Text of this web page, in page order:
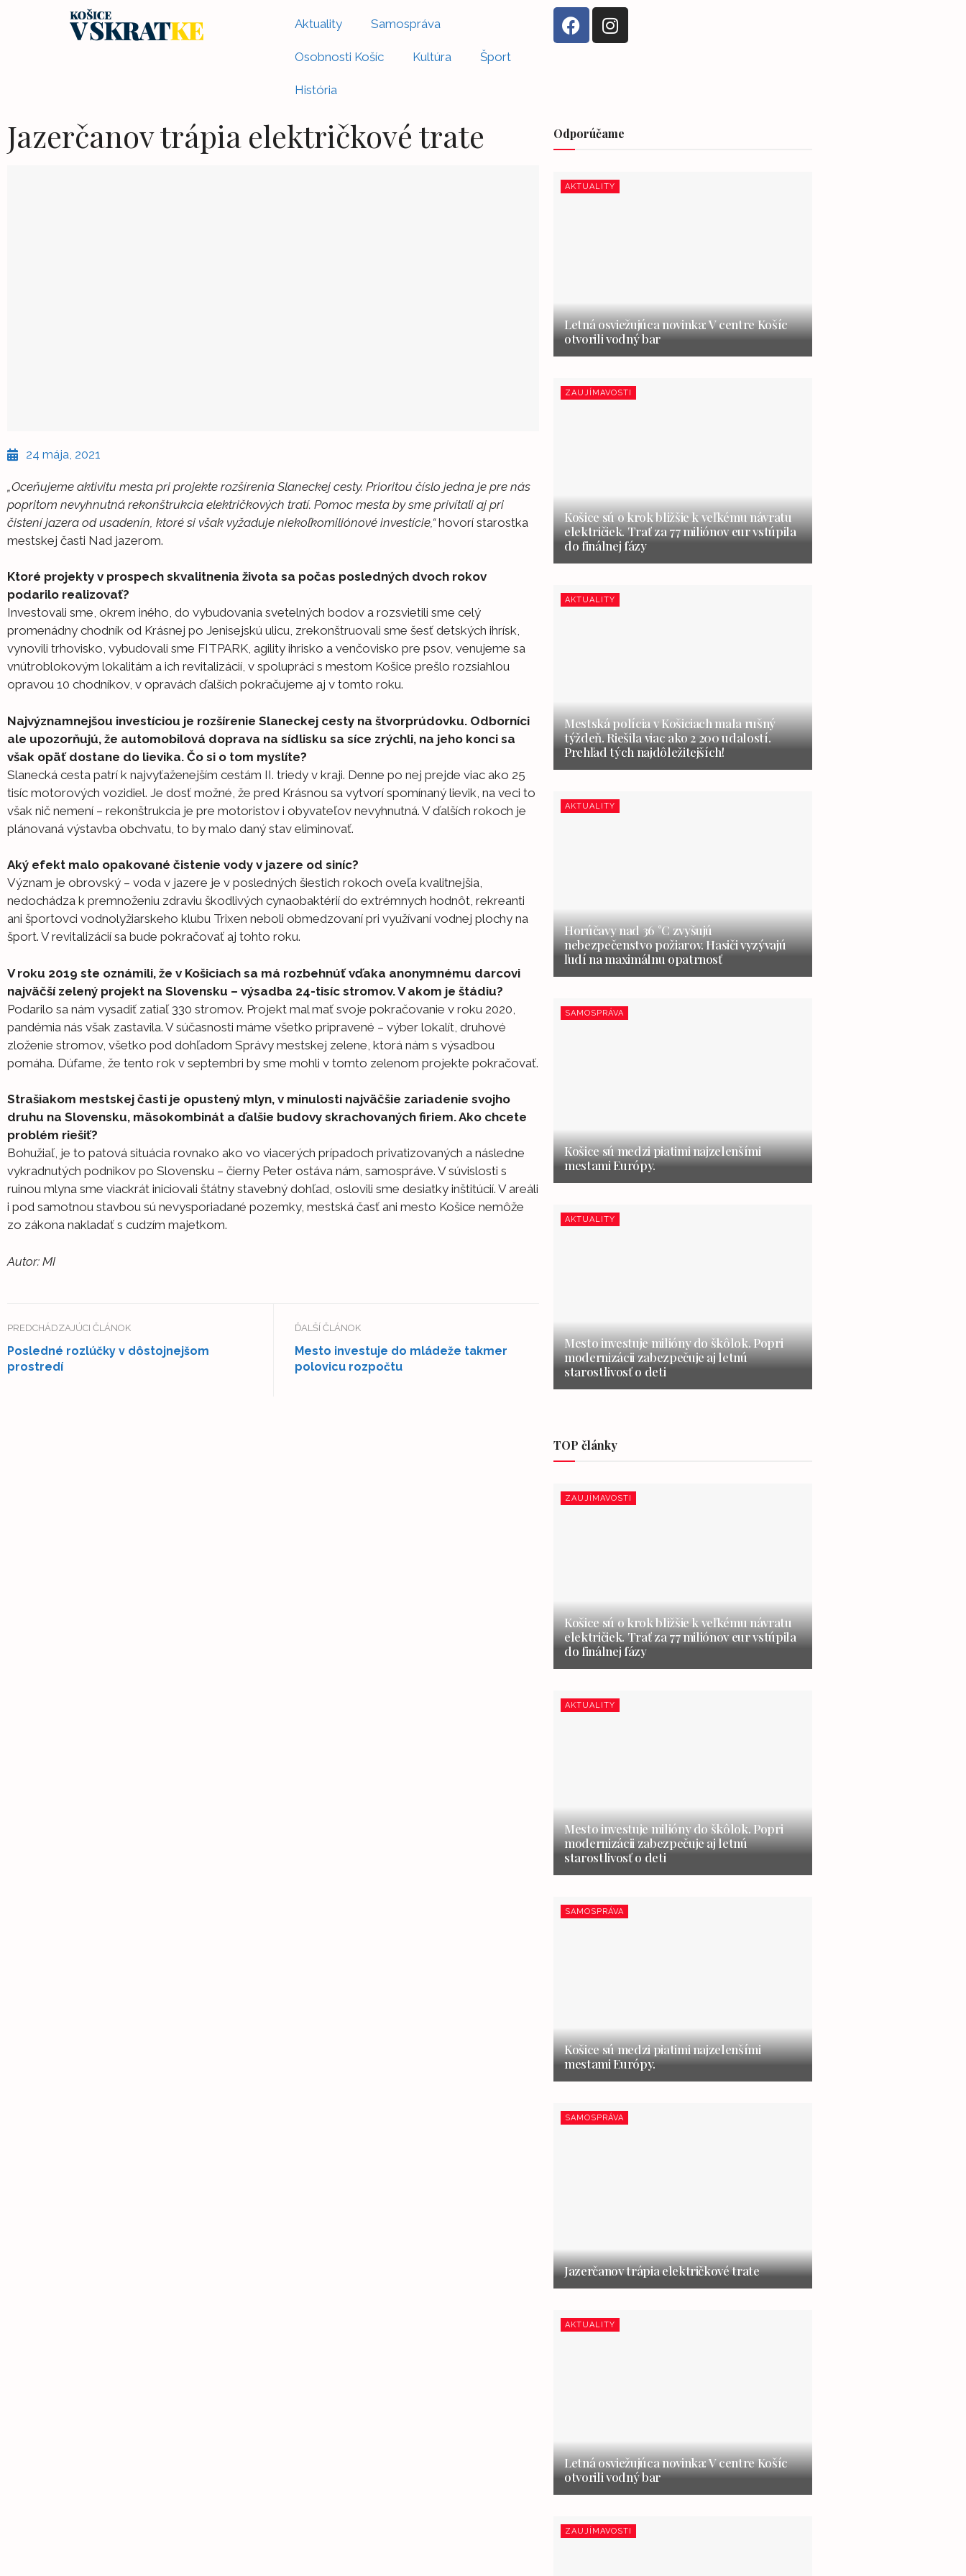
Aktuality Samospráva
Osobnosti Košíc Kultúra Šport
História
Jazerčanov trápia električkové trate
24 mája, 2021
„Oceňujeme aktivitu mesta pri projekte rozšírenia Slaneckej cesty. Prioritou číslo jedna je pre nás
popritom nevyhnutná rekonštrukcia električkových tratí. Pomoc mesta by sme privítali aj pri
čistení jazera od usadenín, ktoré si však vyžaduje niekoľkomiliónové investície,“hovorí starostka
mestskej časti Nad jazerom.
Ktoré projekty v prospech skvalitnenia života sa počas posledných dvoch rokov
podarilo realizovať?
Investovali sme, okrem iného, do vybudovania svetelných bodov a rozsvietili sme celý
promenádny chodník od Krásnej po Jenisejskú ulicu, zrekonštruovali sme šesť detských ihrísk,
vynovili trhovisko, vybudovali sme FITPARK, agility ihrisko a venčovisko pre psov, venujeme sa
vnútroblokovým lokalitám a ich revitalizácií, v spolupráci s mestom Košice prešlo rozsiahlou
opravou 10 chodníkov, v opravách ďalších pokračujeme aj v tomto roku.
Najvýznamnejšou investíciou je rozšírenie Slaneckej cesty na štvorprúdovku. Odborníci
ale upozorňujú, že automobilová doprava na sídlisku sa síce zrýchli, na jeho konci sa
však opäť dostane do lievika. Čo si o tom myslíte?
Slanecká cesta patrí k najvyťaženejším cestám II. triedy v kraji. Denne po nej prejde viac ako 25
tisíc motorových vozidiel. Je dosť možné, že pred Krásnou sa vytvorí spomínaný lievik, na veci to
však nič nemení – rekonštrukcia je pre motoristov i obyvateľov nevyhnutná. V ďalších rokoch je
plánovaná výstavba obchvatu, to by malo daný stav eliminovať.
Aký efekt malo opakované čistenie vody v jazere od siníc?
Význam je obrovský – voda v jazere je v posledných šiestich rokoch oveľa kvalitnejšia,
nedochádza k premnoženiu zdraviu škodlivých cynaobaktérií do extrémnych hodnôt, rekreanti
ani športovci vodnolyžiarskeho klubu Trixen neboli obmedzovaní pri využívaní vodnej plochy na
šport. V revitalizácií sa bude pokračovať aj tohto roku.
V roku 2019 ste oznámili, že v Košiciach sa má rozbehnúť vďaka anonymnému darcovi
najväčší zelený projekt na Slovensku – výsadba 24-tisíc stromov. V akom je štádiu?
Podarilo sa nám vysadiť zatiaľ 330 stromov. Projekt mal mať svoje pokračovanie v roku 2020,
pandémia nás však zastavila. V súčasnosti máme všetko pripravené – výber lokalít, druhové
zloženie stromov, všetko pod dohľadom Správy mestskej zelene, ktorá nám s výsadbou
pomáha. Dúfame, že tento rok v septembri by sme mohli v tomto zelenom projekte pokračovať.
Strašiakom mestskej časti je opustený mlyn, v minulosti najväčšie zariadenie svojho
druhu na Slovensku, mäsokombinát a ďalšie budovy skrachovaných firiem. Ako chcete
problém riešiť?
Bohužiaľ, je to patová situácia rovnako ako vo viacerých prípadoch privatizovaných a následne
vykradnutých podnikov po Slovensku – čierny Peter ostáva nám, samospráve. V súvislosti s
ruinou mlyna sme viackrát iniciovali štátny stavebný dohľad, oslovili sme desiatky inštitúcií. V areáli
i pod samotnou stavbou sú nevysporiadané pozemky, mestská časť ani mesto Košice nemôže
zo zákona nakladať s cudzím majetkom.
Autor: MI
PREDCHÁDZAJÚCI ČLÁNOK
Posledné rozlúčky v dôstojnejšom
prostredí
ĎALŠÍ ČLÁNOK
Mesto investuje do mládeže takmer
polovicu rozpočtu
Odporúčame
AKTUALITY
Letná osviežujúca novinka: V centre Košíc
otvorili vodný bar
ZAUJÍMAVOSTI
Košice sú o krok bližšie k veľkému návratu
električiek. Trať za 77 miliónov eur vstúpila
do finálnej fázy
AKTUALITY
Mestská polícia v Košiciach mala rušný
týždeň. Riešila viac ako 2 200 udalostí.
Prehľad tých najdôležitejších!
AKTUALITY
Horúčavy nad 36 °C zvyšujú
nebezpečenstvo požiarov. Hasiči vyzývajú
ľudí na maximálnu opatrnosť
SAMOSPRÁVA
Košice sú medzi piatimi najzelenšími
mestami Európy.
AKTUALITY
Mesto investuje milióny do škôlok. Popri
modernizácii zabezpečuje aj letnú
starostlivosť o deti
TOP články
ZAUJÍMAVOSTI
Košice sú o krok bližšie k veľkému návratu
električiek. Trať za 77 miliónov eur vstúpila
do finálnej fázy
AKTUALITY
Mesto investuje milióny do škôlok. Popri
modernizácii zabezpečuje aj letnú
starostlivosť o deti
SAMOSPRÁVA
Košice sú medzi piatimi najzelenšími
mestami Európy.
SAMOSPRÁVA
Jazerčanov trápia električkové trate
AKTUALITY
Letná osviežujúca novinka: V centre Košíc
otvorili vodný bar
ZAUJÍMAVOSTI